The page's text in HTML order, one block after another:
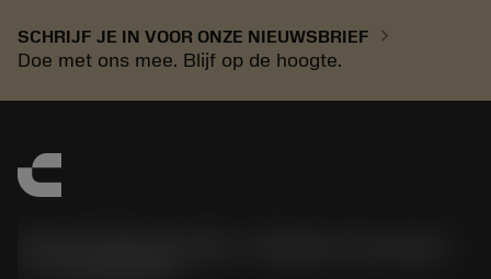
SCHRIJF JE IN VOOR ONZE NIEUWSBRIEF chevron_right
Doe met ons mee. Blijf op de hoogte.